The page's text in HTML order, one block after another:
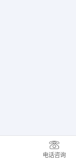
电话咨询